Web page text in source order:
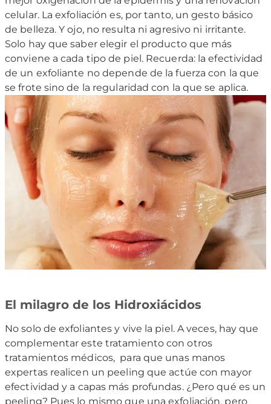
celular. La exfoliación es, por tanto, un gesto básico
de belleza. Y ojo, no resulta ni agresivo ni irritante.
Solo hay que saber elegir el producto que más
conviene a cada tipo de piel. Recuerda: la efectividad
de un exfoliante no depende de la fuerza con la que
se frote sino de la regularidad con la que se aplica.
El milagro de los Hidroxiácidos
No solo de exfoliantes y vive la piel. A veces, hay que
complementar este tratamiento con otros
tratamientos médicos, para que unas manos
expertas realicen un peeling que actúe con mayor
efectividad y a capas más profundas. ¿Pero qué es un
peeling? Pues lo mismo que una exfoliación, pero